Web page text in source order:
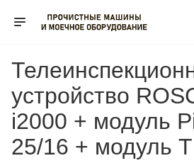
устройство
i2000 + модуль
25/16 + модуль